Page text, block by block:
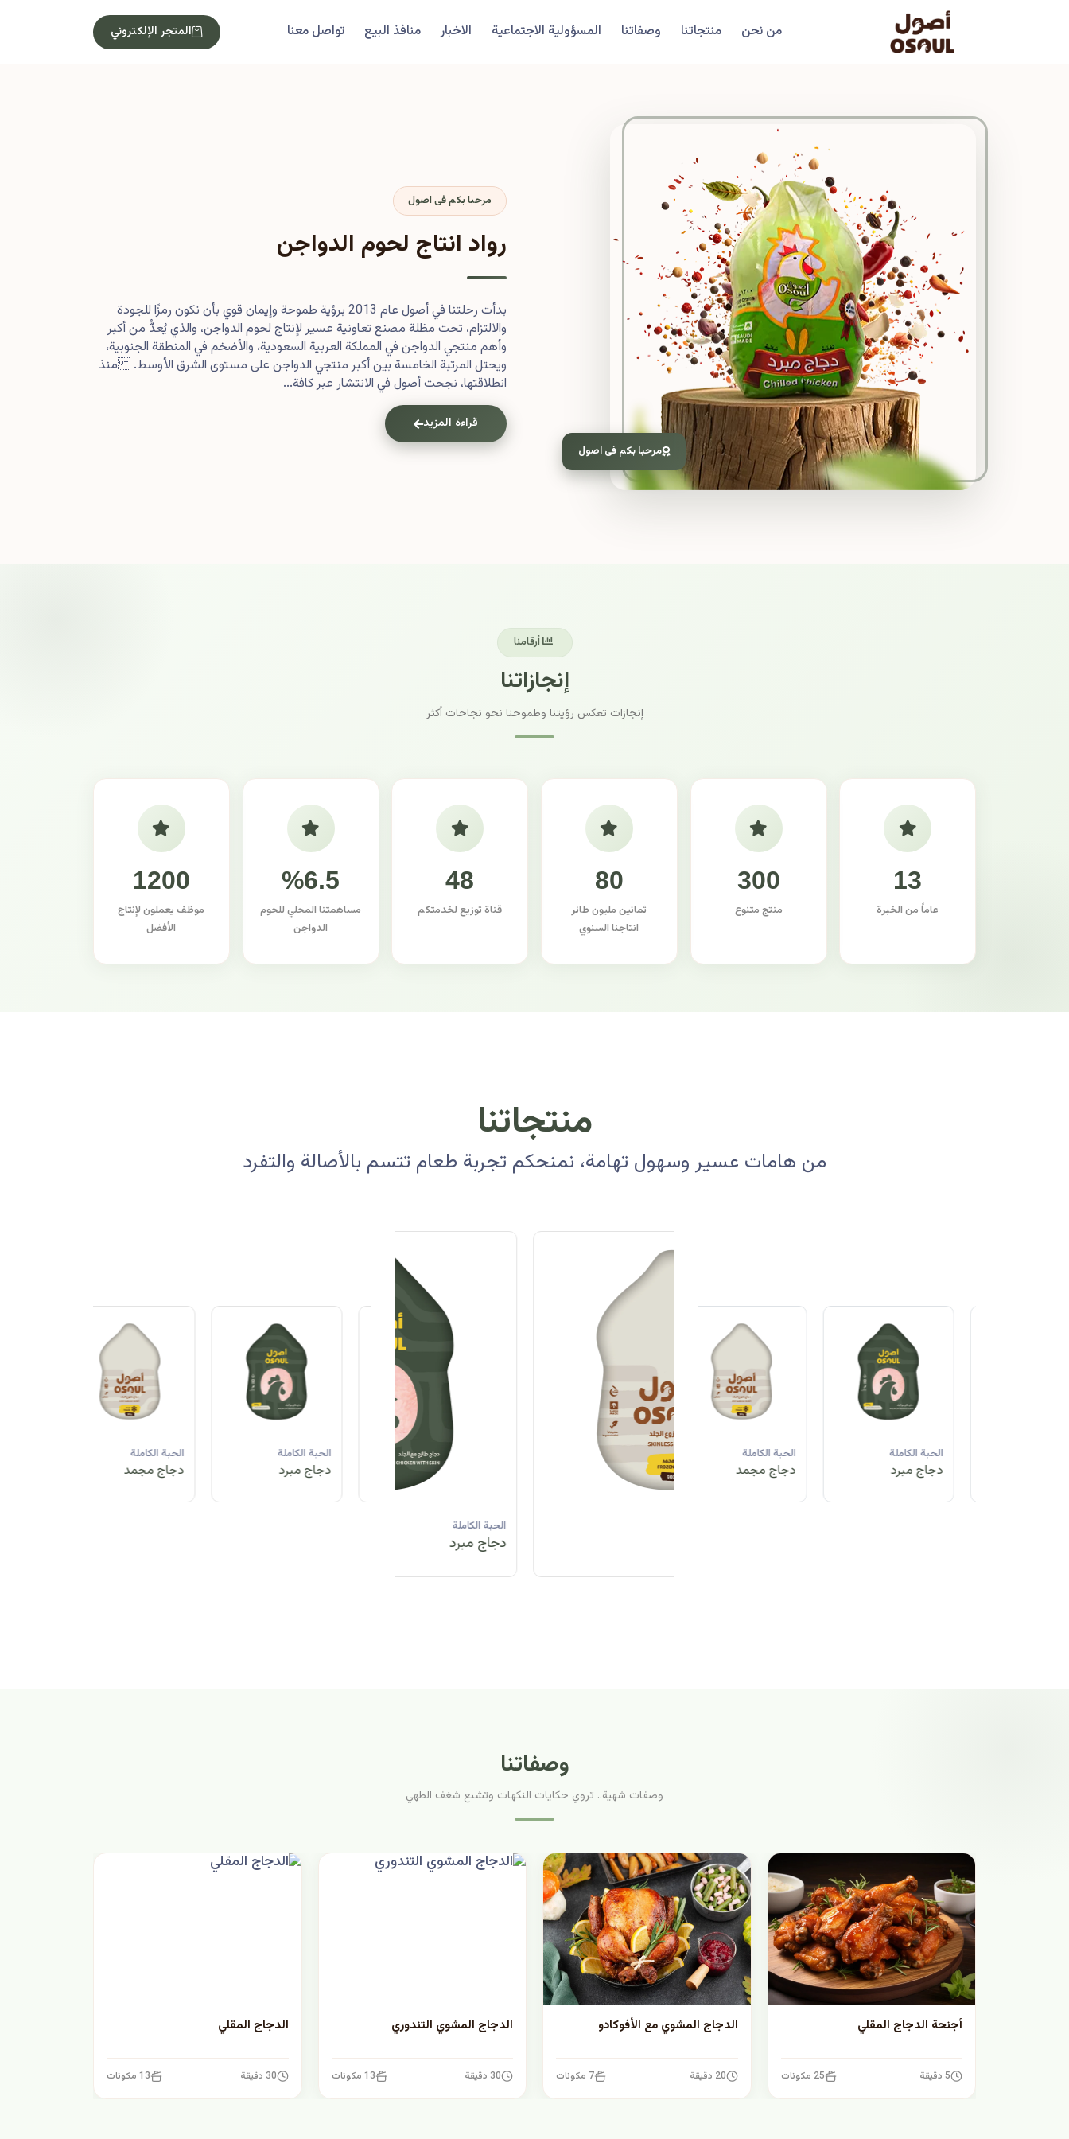
من نحن منتجاتنا وصفاتنا المسؤولية الاجتماعية الاخبار منافذ البيع تواصل معنا المتجر الإلكتروني
مرحبا بكم فى اصول
مرحبا بكم فى اصول
رواد انتاج لحوم الدواجن
بدأت رحلتنا في أصول عام 2013 برؤية طموحة وإيمان قوي بأن نكون رمزًا للجودة
والالتزام، تحت مظلة مصنع تعاونية عسير لإنتاج لحوم الدواجن، والذي يُعدُّ من أكبر
وأهم منتجي الدواجن في المملكة العربية السعودية، والأضخم في المنطقة الجنوبية،
ويحتل المرتبة الخامسة بين أكبر منتجي الدواجن على مستوى الشرق الأوسط. منذ
انطلاقتها، نجحت أصول في الانتشار عبر كافة...
قراءة المزيد
أرقامنا
إنجازاتنا
إنجازات تعكس رؤيتنا وطموحنا نحو نجاحات أكثر
13
عاماً من الخبرة
300
منتج متنوع
80
ثمانين مليون طائر
انتاجنا السنوي
48
قناة توزيع لخدمتكم
%6.5
مساهمتنا المحلي للحوم
الدواجن
1200
موظف يعملون لإنتاج
الأفضل
منتجاتنا
من هامات عسير وسهول تهامة، نمنحكم تجربة طعام تتسم بالأصالة والتفرد
الحبة الكاملة
دجاج مبرد
الحبة الكاملة
دجاج مجمد
الحبة الكاملة
دجاج مبرد
الحبة الكاملة
دجاج مجمد
الحبة الكاملة
دجاج مبرد
الحبة الكاملة
دجاج مبرد
الحبة الكاملة
دجاج مجمد
وصفاتنا
وصفات شهية.. تروي حكايات النكهات وتشبع شغف الطهي
أجنحة الدجاج المقلي
5 دقيقة 25 مكونات
الدجاج المشوي مع الأفوكادو
20 دقيقة 7 مكونات
الدجاج المشوي التندوري
30 دقيقة 13 مكونات
الدجاج المقلي
30 دقيقة 13 مكونات